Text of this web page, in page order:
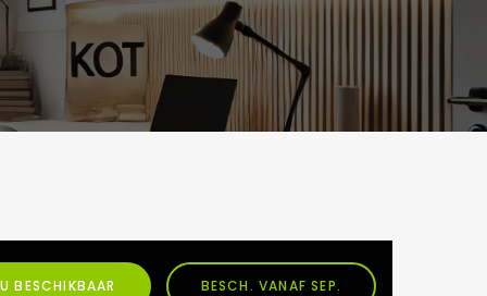
BESCHIKBAAR BESCH. VANAF SEP.